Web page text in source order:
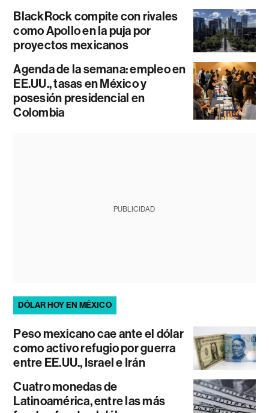
BlackRock compite con rivales
como Apollo en la puja por
proyectos mexicanos
Agenda de la semana: empleo en
EE.UU., tasas en México y
posesión presidencial en
Colombia
PUBLICIDAD
DÓLAR HOY EN MÉXICO
Peso mexicano cae ante el dólar
como activo refugio por guerra
entre EE.UU., Israel e Irán
Cuatro monedas de
Latinoamérica, entre las más